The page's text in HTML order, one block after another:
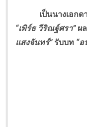
เป็นนางเอกดาว
“เพิร์ธ วีริณฐ์ศรา” ผ
แสงจันทร์”รับบท “อ